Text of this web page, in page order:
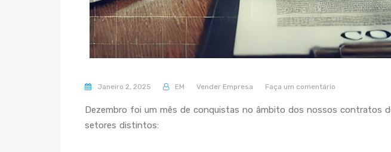
Janeiro 2, 2025 EM Vender Empresa Faça um comentário
Dezembro foi um mês de conquistas no âmbito dos nossos contratos
setores distintos: